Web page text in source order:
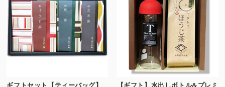
ギフトセット【ティーバッグ】
【ギフト】水出しボトル&プレミ